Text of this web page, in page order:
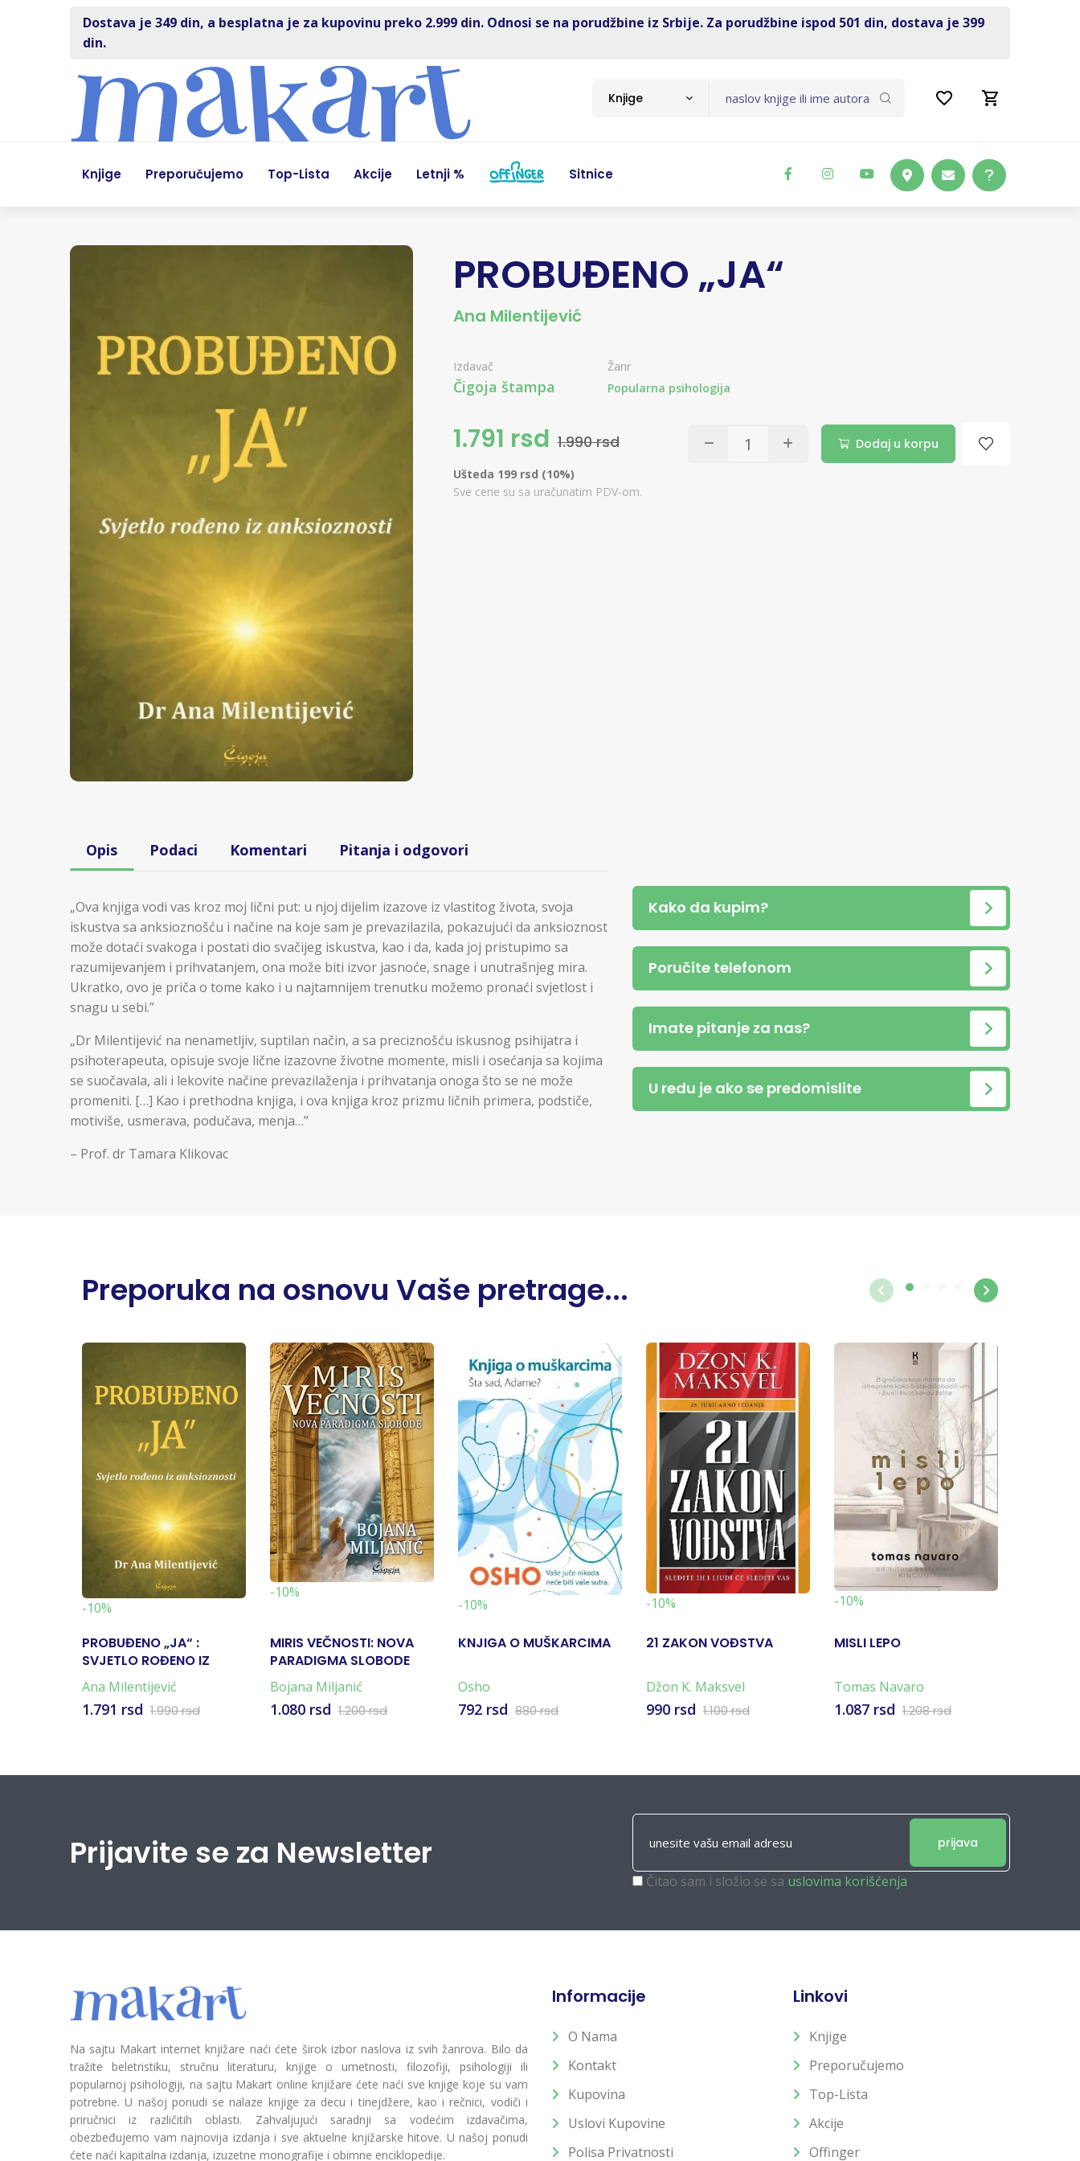
Dostava je 349 din, a besplatna je za kupovinu preko 2.999 din. Odnosi se na porudžbine iz Srbije. Za porudžbine ispod 501 din, dostava je 399
din.
Knjige
Knjige Preporučujemo Top-Lista Akcije Letnji % Sitnice
PROBUĐENO „JA“
Ana Milentijević
Izdavač
Čigoja štampa
Žanr
Popularna psihologija
1.791 rsd 1.990 rsd Dodaj u korpu
Ušteda 199 rsd (10%)
Sve cene su sa uračunatim PDV-om.
Opis Podaci Komentari Pitanja i odgovori
„Ova knjiga vodi vas kroz moj lični put: u njoj dijelim izazove iz vlastitog života, svoja
iskustva sa anksioznošću i načine na koje sam je prevazilazila, pokazujući da anksioznost
može dotaći svakoga i postati dio svačijeg iskustva, kao i da, kada joj pristupimo sa
razumijevanjem i prihvatanjem, ona može biti izvor jasnoće, snage i unutrašnjeg mira.
Ukratko, ovo je priča o tome kako i u najtamnijem trenutku možemo pronaći svjetlost i
snagu u sebi.”
„Dr Milentijević na nenametljiv, suptilan način, a sa preciznošću iskusnog psihijatra i
psihoterapeuta, opisuje svoje lične izazovne životne momente, misli i osećanja sa kojima
se suočavala, ali i lekovite načine prevazilaženja i prihvatanja onoga što se ne može
promeniti. […] Kao i prethodna knjiga, i ova knjiga kroz prizmu ličnih primera, podstiče,
motiviše, usmerava, podučava, menja…”
– Prof. dr Tamara Klikovac
Kako da kupim?
Poručite telefonom
Imate pitanje za nas?
U redu je ako se predomislite
Preporuka na osnovu Vaše pretrage...
-10%
PROBUĐENO „JA“ :
SVJETLO ROĐENO IZ
ANKSIOZNOSTI
Ana Milentijević
1.791 rsd 1.990 rsd
-10%
MIRIS VEČNOSTI: NOVA
PARADIGMA SLOBODE
Bojana Miljanić
1.080 rsd 1.200 rsd
-10%
KNJIGA O MUŠKARCIMA
Osho
792 rsd 880 rsd
-10%
21 ZAKON VOĐSTVA
Džon K. Maksvel
990 rsd 1.100 rsd
-10%
MISLI LEPO
Tomas Navaro
1.087 rsd 1.208 rsd
Prijavite se za Newsletter prijava
Čitao sam i složio se sa uslovima korišćenja
Na sajtu Makart internet knjižare naći ćete širok izbor naslova iz svih žanrova. Bilo da
tražite beletristiku, stručnu literaturu, knjige o umetnosti, filozofiji, psihologiji ili
popularnoj psihologiji, na sajtu Makart online knjižare ćete naći sve knjige koje su vam
potrebne. U našoj ponudi se nalaze knjige za decu i tinejdžere, kao i rečnici, vodiči i
priručnici iz različitih oblasti. Zahvaljujući saradnji sa vodećim izdavačima,
obezbeđujemo vam najnovija izdanja i sve aktuelne knjižarske hitove. U našoj ponudi
ćete naći kapitalna izdanja, izuzetne monografije i obimne enciklopedije.
Informacije
O Nama
Kontakt
Kupovina
Uslovi Kupovine
Polisa Privatnosti
Linkovi
Knjige
Preporučujemo
Top-Lista
Akcije
Offinger